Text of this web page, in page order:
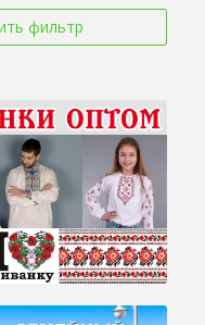
фильтр